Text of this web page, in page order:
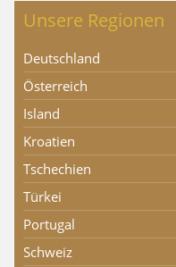
Unsere Regionen
Deutschland
Österreich
Island
Kroatien
Tschechien
Türkei
Portugal
Schweiz